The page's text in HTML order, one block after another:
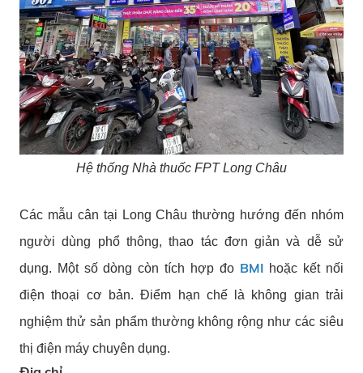
Hệ thống Nhà thuốc FPT Long Châu
Các mẫu cân tại Long Châu thường hướng đến nhóm
người dùng phổ thông, thao tác đơn giản và dễ sử
dụng. Một số dòng còn tích hợp đo BMI hoặc kết nối
điện thoại cơ bản. Điểm hạn chế là không gian trải
nghiệm thử sản phẩm thường không rộng như các siêu
thị điện máy chuyên dụng.